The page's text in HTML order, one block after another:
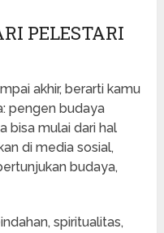
PELESTARI
akhir, berarti kamu
pengen budaya
bisa mulai dari hal
di media sosial,
budaya,
spiritualitas,